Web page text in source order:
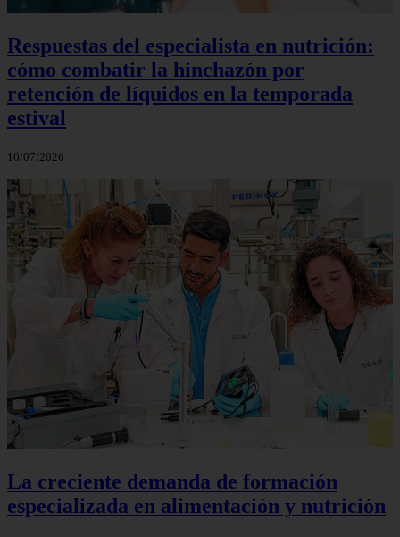
Respuestas del especialista en nutrición:
cómo combatir la hinchazón por
retención de líquidos en la temporada
estival
10/07/2026
La creciente demanda de formación
especializada en alimentación y nutrición